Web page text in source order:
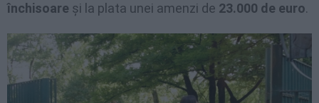
închisoare și la plata unei amenzi de 23.000 de euro.